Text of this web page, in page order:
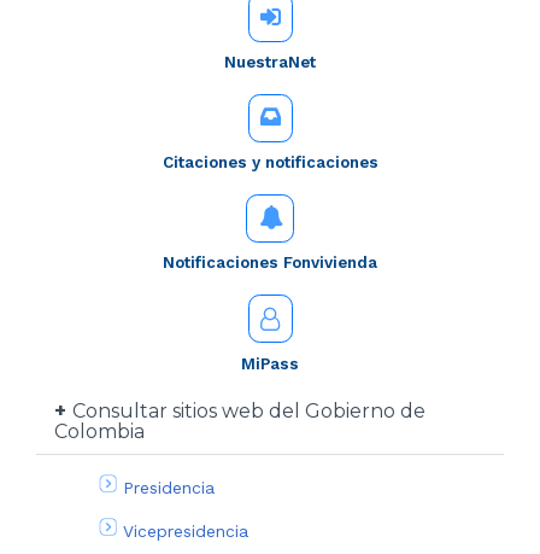
NuestraNet
Citaciones y notificaciones
Notificaciones Fonvivienda
MiPass
Consultar sitios web del Gobierno de
Colombia
Presidencia
Vicepresidencia